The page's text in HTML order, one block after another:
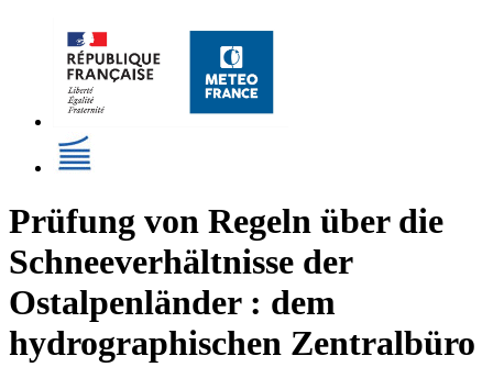
Prüfung von Regeln über die
Schneeverhältnisse der
Ostalpenländer : dem
hydrographischen Zentralbüro